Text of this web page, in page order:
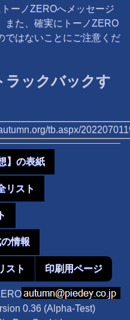
ーノZEROへメッセージ
また、確実にトーノZERO
ではないことにご注意くだ
ラックバックす
tb.aspx/
】の表紙
リスト
情報
スト 印刷用ページ
0.36 (Alpha-Test)